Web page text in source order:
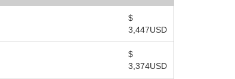
$
3,447USD
$
3,374USD